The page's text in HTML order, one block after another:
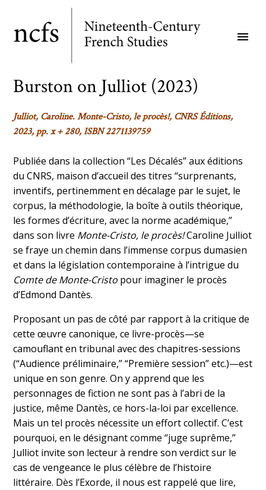
main
menu
Burston on Julliot (2023)
Julliot, Caroline. Monte-Cristo, le procès!, CNRS Éditions,
2023, pp. x + 280, ISBN 2271139759
Publiée dans la collection “Les Décalés” aux éditions
du CNRS, maison d’accueil des titres “surprenants,
inventifs, pertinemment en décalage par le sujet, le
corpus, la méthodologie, la boîte à outils théorique,
les formes d’écriture, avec la norme académique,”
dans son livre Monte-Cristo, le procès!Caroline Julliot
se fraye un chemin dans l’immense corpus dumasien
et dans la législation contemporaine à l’intrigue du
Comte de Monte-Cristo pour imaginer le procès
d’Edmond Dantès.
Proposant un pas de côté par rapport à la critique de
cette œuvre canonique, ce livre-procès—se
camouflant en tribunal avec des chapitres-sessions
(“Audience préliminaire,” “Première session” etc.)—est
unique en son genre. On y apprend que les
personnages de fiction ne sont pas à l’abri de la
justice, même Dantès, ce hors-la-loi par excellence.
Mais un tel procès nécessite un effort collectif. C’est
pourquoi, en le désignant comme “juge suprême,”
Julliot invite son lecteur à rendre son verdict sur le
cas de vengeance le plus célèbre de l’histoire
littéraire. Dès l’Exorde, il nous est rappelé que lire,